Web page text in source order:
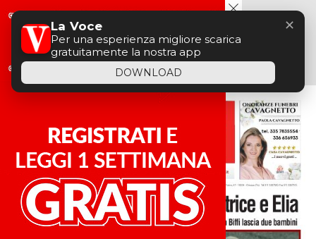
La Voce
Per una esperienza migliore scarica
gratuitamente la nostra app
DOWNLOAD
✕
Menu